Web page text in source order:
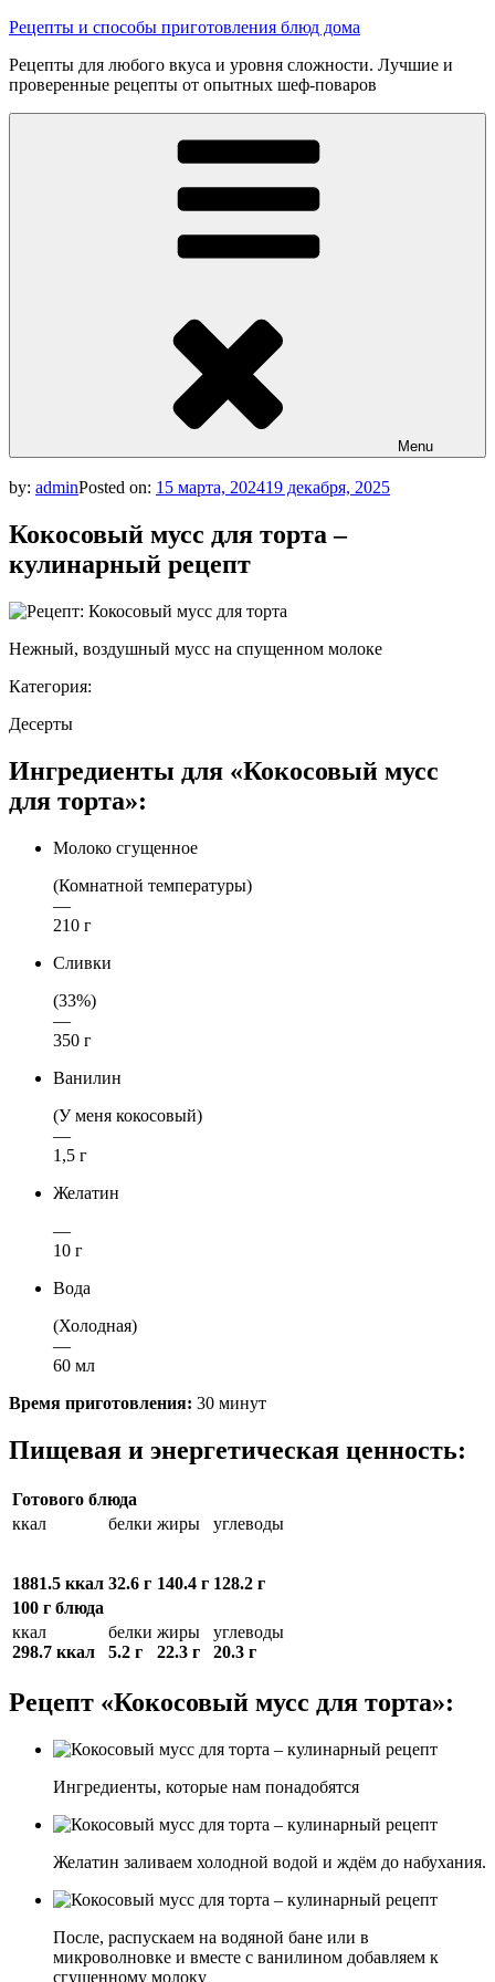
Skip
content
Рецепты и способы приготовления блюд дома
Рецепты для любого вкуса и уровня сложности. Лучшие и
проверенные рецепты от опытных шеф-поваров
Menu
by: adminPosted on: 15 марта, 202419 декабря, 2025
Кокосовый мусс для торта –
кулинарный рецепт
Нежный, воздушный мусс на спущенном молоке
Категория:
Десерты
Ингредиенты для «Кокосовый мусс
для торта»:
Молоко сгущенное
(Комнатной температуры)
—
210 г
Сливки
(33%)
—
350 г
Ванилин
(У меня кокосовый)
—
1,5 г
Желатин
—
10 г
Вода
(Холодная)
—
60 мл
Время приготовления: 30 минут
Пищевая и энергетическая ценность:
Готового блюда
ккал
1881.5 ккал
белки
32.6 г
жиры
140.4 г
углеводы
128.2 г
100 г блюда
ккал
298.7 ккал
белки
5.2 г
жиры
22.3 г
углеводы
20.3 г
Рецепт «Кокосовый мусс для торта»:
Ингредиенты, которые нам понадобятся
Желатин заливаем холодной водой и ждём до набухания.
После, распускаем на водяной бане или в
микроволновке и вместе с ванилином добавляем к
сгущенному молоку